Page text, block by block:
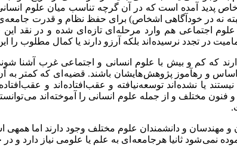
پدید آمده است که در آن گرچه تناسب میان علوم
نه در خودآگاهی اشخاص) برای حفظ نظام و قدرت
علوم اجتماعی هم وارد مرحله ای تازه ای شده و در
در تجدد نرسیده اند بلکه آرزو دارند یا کمال مطلوب
که کم و بیش با علوم انسانی و اجتماعی غرب آشنا
اساس و رهآموز پژوهش هایشان باشند. قضیه ای که کمتر به
یا نشده اند توسعه‌نیافته و عقب‌افتاده اند و
مختلف و از جمله علوم انسانی را آموخته اند می
مهندسان و دانشمندان علوم مختلف وجود دارند اما همهی
نمی شود ثانیا هرجامعه ای به علم یا علومی نیاز دارد